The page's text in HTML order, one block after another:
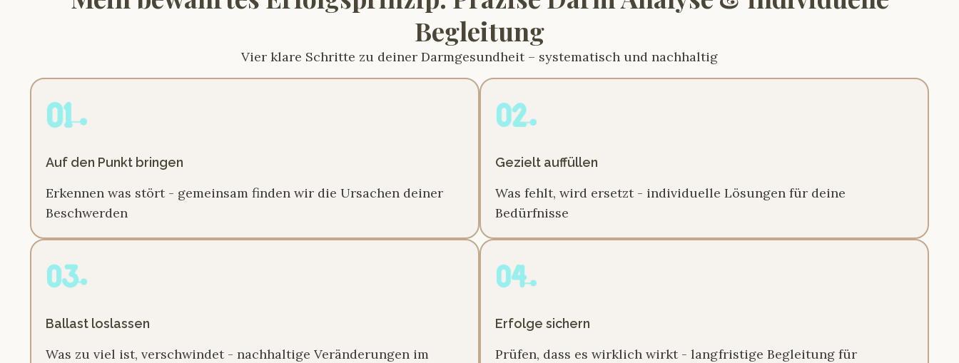
Begleitung
Vier klare Schritte zu deiner Darmgesundheit – systematisch und nachhaltig
Auf den Punkt bringen
Erkennen was stört - gemeinsam finden wir die Ursachen deiner
Beschwerden
Gezielt auffüllen
Was fehlt, wird ersetzt - individuelle Lösungen für deine
Bedürfnisse
Ballast loslassen
Was zu viel ist, verschwindet - nachhaltige Veränderungen im
Erfolge sichern
Prüfen, dass es wirklich wirkt - langfristige Begleitung für